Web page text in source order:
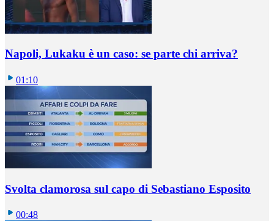
Napoli, Lukaku è un caso: se parte chi arriva?
01:10
Svolta clamorosa sul capo di Sebastiano Esposito
00:48